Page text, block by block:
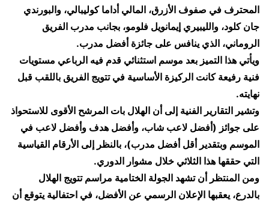
المحترف في صفوف الأزرق، المالي أداما كوليبالي، والبورندي
جان كلود، والليبيري إيمانويل فلومو، بجانب مدرب الفريق
الروماني، الذي ينافس على جائزة أفضل مدرب.
ويأتي هذا التميز بعد موسم استثنائي قدم فيه الرباعي مستويات
فنية رفيعة كانت الركيزة الأساسية في تتويج الفريق باللقب قبل
نهايته.
وتشير التقارير الفنية إلى أن الهلال بات المرشح الأقوى للاستحواذ
على جوائز (أفضل لاعب شاب، وأفضل هدف وأفضل لاعب في
الموسم وبتقدير أقل أفضل مدرب)، بالنظر إلى الأرقام القياسية
التي حققها هذا الثلاثي خلال مشوار الدوري.
ومن المنتظر أن تشهد الجولة الختامية مراسم تتويج الهلال
بالدرع، يعقبها الإعلان الرسمي عن الأفضل، في احتفالية يتوقع أن